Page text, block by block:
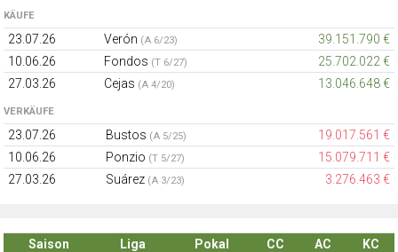
KÄUFE
23.07.26 Verón (A 6/23)
39.151.790 €
10.06.26
Fondos (T 6/27)
25.702.022 €
27.03.26
Cejas (A 4/20) 13.046.648 €
VERKÄUFE
23.07.26 Bustos (A 5/25)
19.017.561 €
10.06.26
Ponzio (T 5/27)
15.079.711 €
27.03.26
Suárez (A 3/23) 3.276.463 €
Saison Liga Pokal CC AC
KC